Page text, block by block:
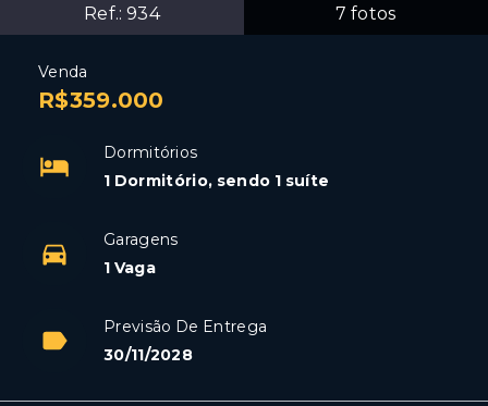
Ref.:934 7 fotos
Venda
R$359.000
Dormitórios
1 Dormitório, sendo 1 suíte
Garagens
1 Vaga
Previsão De Entrega
30/11/2028